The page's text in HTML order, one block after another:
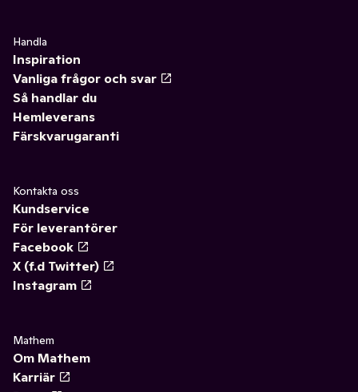
Handla
Inspiration
Vanliga frågor och svar
Så handlar du
Hemleverans
Färskvarugaranti
Kontakta oss
Kundservice
För leverantörer
Facebook
X (f.d Twitter)
Instagram
Mathem
Om Mathem
Karriär